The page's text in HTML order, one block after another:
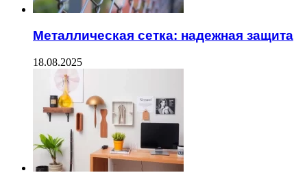
Металлическая сетка: надежная защита
18.08.2025